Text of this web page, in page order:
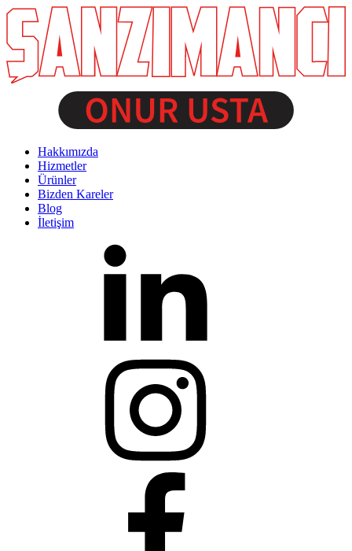
Hakkımızda
Hizmetler
Ürünler
Bizden Kareler
Blog
İletişim